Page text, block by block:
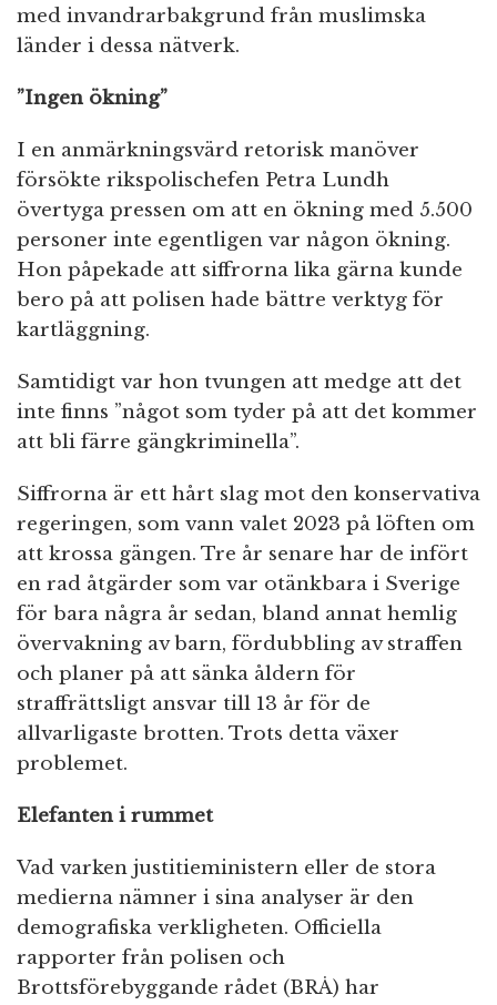
med invandrarbakgrund från muslimska
länder i dessa nätverk.
”Ingen ökning”
I en anmärkningsvärd retorisk manöver
försökte rikspolischefen Petra Lundh
övertyga pressen om att en ökning med 5.500
personer inte egentligen var någon ökning.
Hon påpekade att siffrorna lika gärna kunde
bero på att polisen hade bättre verktyg för
kartläggning.
Samtidigt var hon tvungen att medge att det
inte finns ”något som tyder på att det kommer
att bli färre gängkriminella”.
Siffrorna är ett hårt slag mot den konservativa
regeringen, som vann valet 2023 på löften om
att krossa gängen. Tre år senare har de infört
en rad åtgärder som var otänkbara i Sverige
för bara några år sedan, bland annat hemlig
övervakning av barn, fördubbling av straffen
och planer på att sänka åldern för
straffrättsligt ansvar till 13 år för de
allvarligaste brotten. Trots detta växer
problemet.
Elefanten i rummet
Vad varken justitieministern eller de stora
medierna nämner i sina analyser är den
demografiska verkligheten. Officiella
rapporter från polisen och
Brottsförebyggande rådet (BRÅ) har